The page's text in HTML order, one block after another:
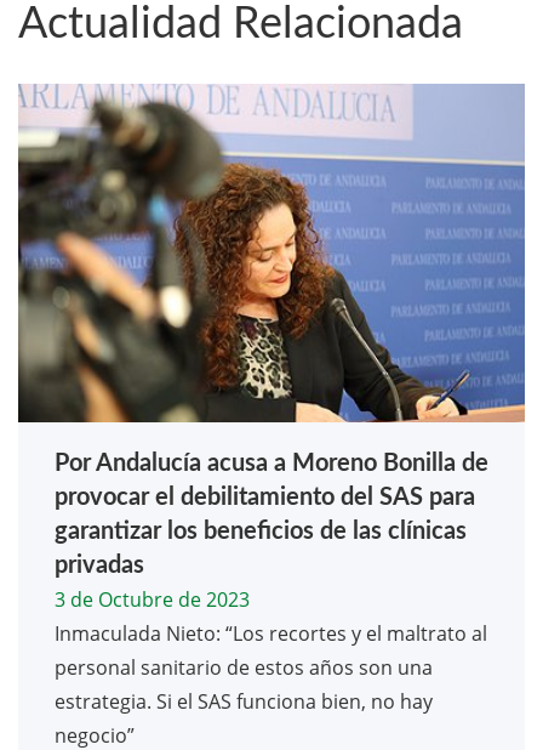
Actualidad Relacionada
Por Andalucía acusa a Moreno Bonilla de
provocar el debilitamiento del SAS para
garantizar los beneficios de las clínicas
privadas
3 de Octubre de 2023
Inmaculada Nieto: “Los recortes y el maltrato al
personal sanitario de estos años son una
estrategia. Si el SAS funciona bien, no hay
negocio”